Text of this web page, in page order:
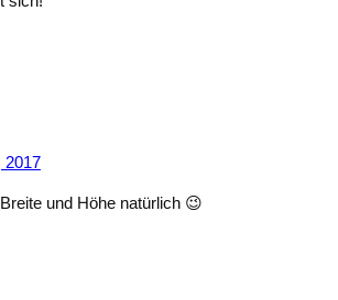
2017
und Höhe natürlich 😉